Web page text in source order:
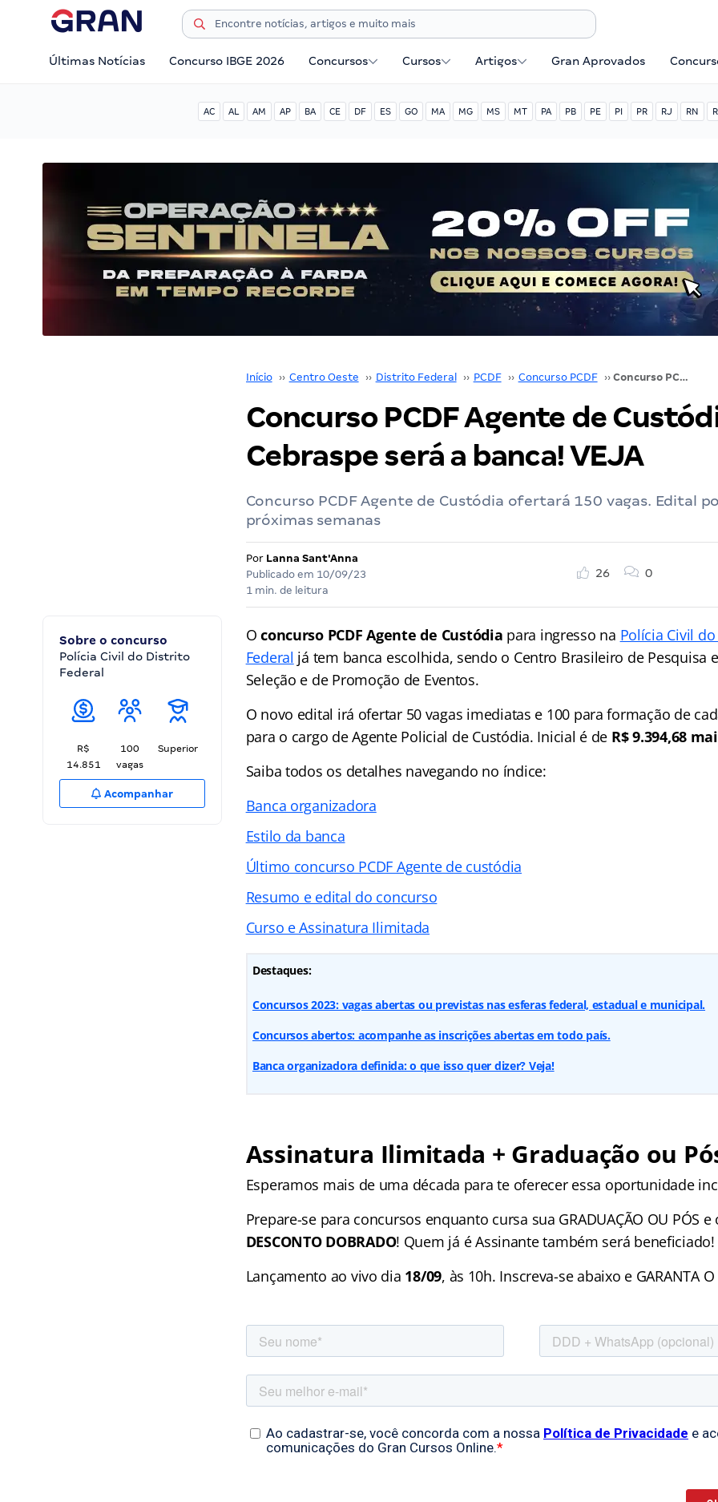
Últimas Notícias Concurso IBGE 2026 Concursos Cursos Artigos Gran Aprovados
AC AL AM AP BA CE DF ES GO MA MG MS MT PA PB PE PI PR RJ RN
Início ›› Centro Oeste ›› Distrito Federal ›› PCDF ›› Concurso PCDF ›› Concurso PCDF Agente de Custódia: Cebraspe será a banca! VEJA
Concurso PCDF Agente de
Cebraspe será a banca! VEJA
Concurso PCDF Agente de Custódia ofertará 150 vagas. Edital
próximas semanas
Por Lanna Sant'Anna
Publicado em 10/09/23
1 min. de leitura
26 0
Sobre o concurso
Polícia Civil do Distrito
Federal
R$
14.851
100
vagas
Superior
Acompanhar
Oconcurso PCDF Agente de Custódia para ingresso na Polícia Civil
Federal já tem banca escolhida, sendo o Centro Brasileiro de Pesquisa
Seleção e de Promoção de Eventos.
O novo edital irá ofertar 50 vagas imediatas e 100 para formação de
para o cargo de Agente Policial de Custódia. Inicial é de R$ 9.394,68
Saiba todos os detalhes navegando no índice:
Banca organizadora
Estilo da banca
Último concurso PCDF Agente de custódia
Resumo e edital do concurso
Curso e Assinatura Ilimitada
Destaques:
Concursos 2023: vagas abertas ou previstas nas esferas federal, estadual e municipal.
Concursos abertos: acompanhe as inscrições abertas em todo país.
Banca organizadora definida: o que isso quer dizer? Veja!
Assinatura Ilimitada + Graduação ou
Esperamos mais de uma década para te oferecer essa oportunidade
Prepare-se para concursos enquanto cursa sua GRADUAÇÃO OU PÓS
DESCONTO DOBRADO! Quem já é Assinante também será beneficiado!
Lançamento ao vivo dia 18/09, às 10h. Inscreva-se abaixo e GARANTA O